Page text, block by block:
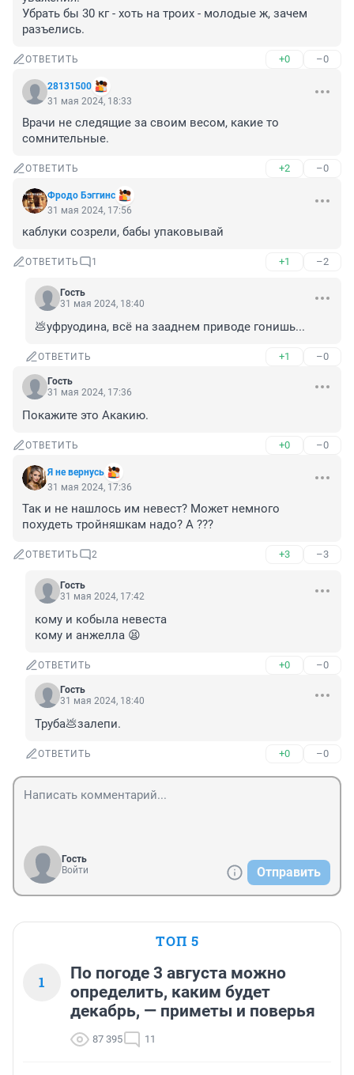
Убрать бы 30 кг - хоть на троих - молодые ж, зачем
разъелись.
ОТВЕТИТЬ +0 –0
28131500
31 мая 2024, 18:33
Врачи не следящие за своим весом, какие то
сомнительные.
ОТВЕТИТЬ +2 –0
Фродо Бэггинс
31 мая 2024, 17:56
каблуки созрели, бабы упаковывай
ОТВЕТИТЬ 1 +1 –2
Гость
31 мая 2024, 18:40
💩уфруодина, всё на зааднем приводе гонишь...
ОТВЕТИТЬ +1 –0
Гость
31 мая 2024, 17:36
Покажите это Акакию.
ОТВЕТИТЬ +0 –0
Я не вернусь
31 мая 2024, 17:36
Так и не нашлось им невест? Может немного
похудеть тройняшкам надо? А ???
ОТВЕТИТЬ 2 +3 –3
Гость
31 мая 2024, 17:42
кому и кобыла невеста
кому и анжелла 😫
ОТВЕТИТЬ +0 –0
Гость
31 мая 2024, 18:40
Труба💩залепи.
ОТВЕТИТЬ +0 –0
Гость
Войти
Отправить
ТОП 5
1
По погоде 3 августа можно
определить, каким будет
декабрь, — приметы и поверья
87 395 11